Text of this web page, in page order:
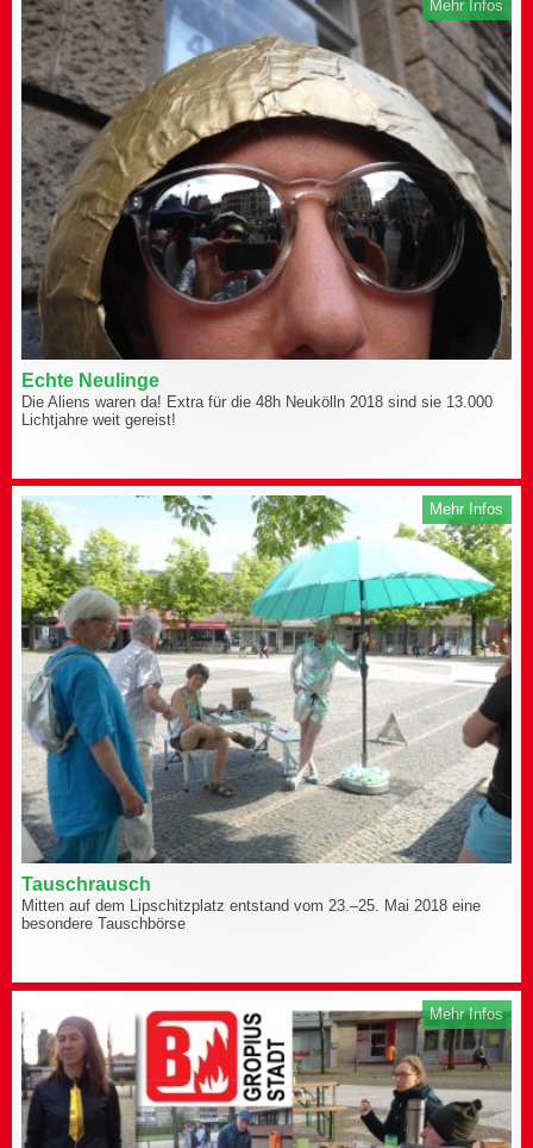
Mehr Infos
Echte Neulinge
Die Aliens waren da! Extra für die 48h Neukölln 2018 sind sie 13.000
Lichtjahre weit gereist!
Mehr Infos
Tauschrausch
Mitten auf dem Lipschitzplatz entstand vom 23.–25. Mai 2018 eine
besondere Tauschbörse
Mehr Infos